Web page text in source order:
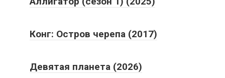
Конг: Остров черепа (2017)
Девятая планета (2026)